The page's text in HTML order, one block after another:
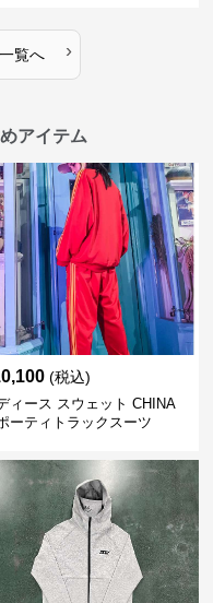
覧へ ›
アイテム
(税込)
ィース スウェット CHINA
ーティトラックスーツ